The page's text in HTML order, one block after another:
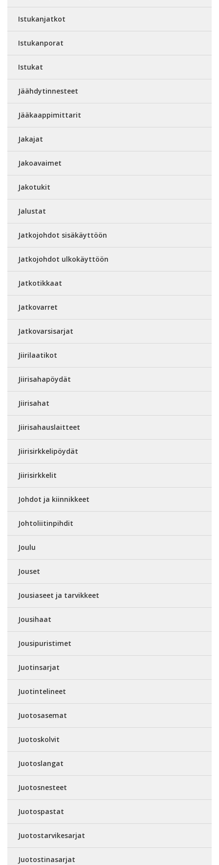
Istukanjatkot
Istukanporat
Istukat
Jäähdytinnesteet
Jääkaappimittarit
Jakajat
Jakoavaimet
Jakotukit
Jalustat
Jatkojohdot sisäkäyttöön
Jatkojohdot ulkokäyttöön
Jatkotikkaat
Jatkovarret
Jatkovarsisarjat
Jiirilaatikot
Jiirisahapöydät
Jiirisahat
Jiirisahauslaitteet
Jiirisirkkelipöydät
Jiirisirkkelit
Johdot ja kiinnikkeet
Johtoliitinpihdit
Joulu
Jouset
Jousiaseet ja tarvikkeet
Jousihaat
Jousipuristimet
Juotinsarjat
Juotintelineet
Juotosasemat
Juotoskolvit
Juotoslangat
Juotosnesteet
Juotospastat
Juotostarvikesarjat
Juotostinasarjat